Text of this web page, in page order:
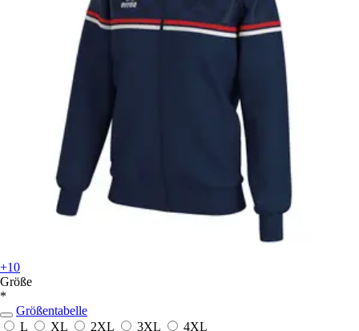
+10
Größe
*
Größentabelle
L
XL 2XL 3XL
4XL